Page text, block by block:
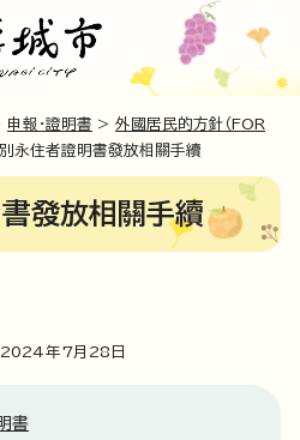
申報・證明書 > 外國居民的方針（FOR
永住者證明書發放相關手續
發放相關手續
2024年7月 28 日
書